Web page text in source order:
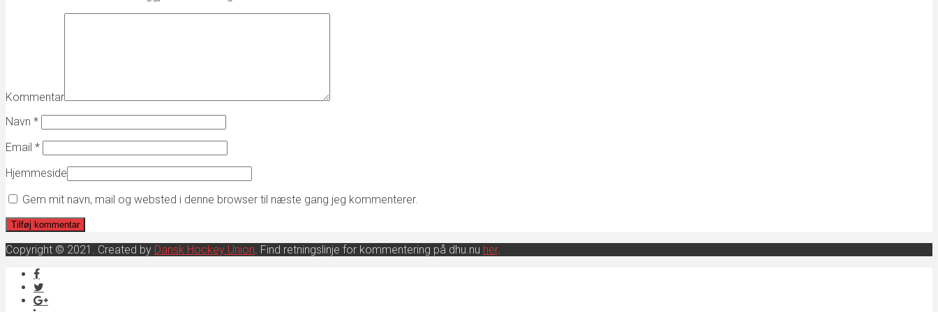
Kommentar
Navn *
Email *
Hjemmeside
Gem mit navn, mail og websted i denne browser til næste gang jeg kommenterer.
Copyright © 2021. Created by Dansk Hockey Union. Find retningslinje for kommentering på dhu.nu her.